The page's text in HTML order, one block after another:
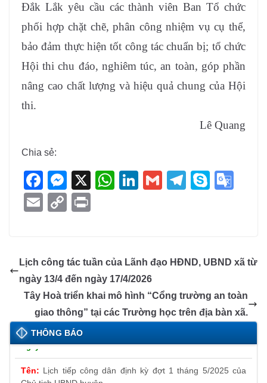
Đắk Lắk yêu cầu các thành viên Ban Tổ chức
phối hợp chặt chẽ, phân công nhiệm vụ cụ thể,
bảo đảm thực hiện tốt công tác chuẩn bị; tổ chức
Hội thi chu đáo, nghiêm túc, an toàn, góp phần
nâng cao chất lượng và hiệu quả chung của Hội
thi.
Lê Quang
Chia sẻ:
F
a
c
b
o
o
k
M
e
ss
n
g
er
X
W
A
p
p
Li
dI
n
G
T
a
S
e
a
n
sl
at
e
E
C
y
Li
n
k
Lịch công tác tuần của Lãnh đạo HĐND, UBND xã từ
ngày 13/4 đến ngày 17/4/2026
Tây Hoà triển khai mô hình “Cổng trường an toàn
giao thông” tại các Trường học trên địa bàn xã.
THÔNG BÁO
Thông báo đăng ký tiếp công dân định kỳ đợt 01
tháng 6/2025 của Chủ tịch UBND huyện
26/05/2025
Lịch tiếp công dân định kỳ đợt 1 tháng 5/2025 của
Chủ tịch UBND huyện